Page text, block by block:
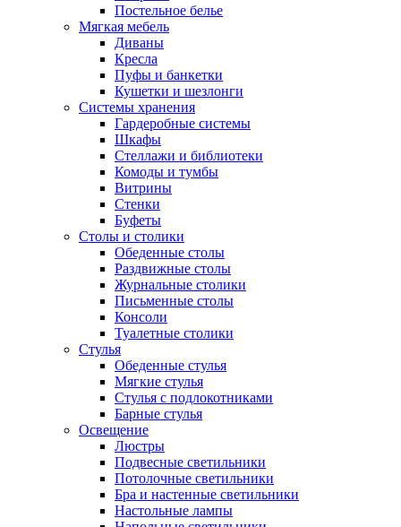
Постельное белье
Мягкая мебель
Диваны
Кресла
Пуфы и банкетки
Кушетки и шезлонги
Системы хранения
Гардеробные системы
Шкафы
Стеллажи и библиотеки
Комоды и тумбы
Витрины
Стенки
Буфеты
Столы и столики
Обеденные столы
Раздвижные столы
Журнальные столики
Письменные столы
Консоли
Туалетные столики
Стулья
Обеденные стулья
Мягкие стулья
Стулья с подлокотниками
Барные стулья
Освещение
Люстры
Подвесные светильники
Потолочные светильники
Бра и настенные светильники
Настольные лампы